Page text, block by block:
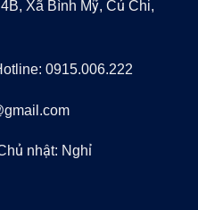
Xã Bình Mỹ, Củ Chi,
0915.006.222
nhật: Nghỉ